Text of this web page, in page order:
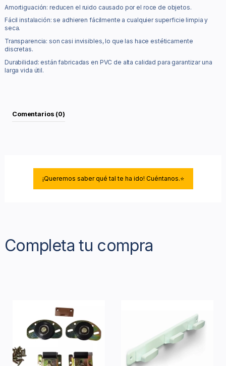
Amortiguación: reducen el ruido causado por el roce de objetos.
Fácil instalación: se adhieren fácilmente a cualquier superficie limpia y
seca.
Transparencia: son casi invisibles, lo que las hace estéticamente
discretas.
Durabilidad: están fabricadas en PVC de alta calidad para garantizar una
larga vida útil.
Comentarios (0)
¡Queremos saber qué tal te ha ido! Cuéntanos.⭐
Completa tu compra